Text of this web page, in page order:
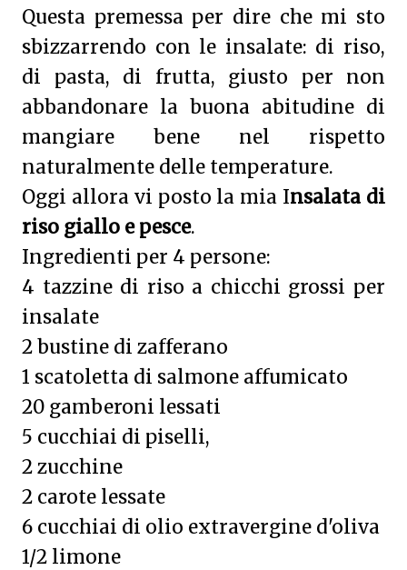
Questa premessa per dire che mi sto
sbizzarrendo con le insalate: di riso,
di pasta, di frutta, giusto per non
abbandonare la buona abitudine di
mangiare bene nel rispetto
naturalmente delle temperature.
Oggi allora vi posto la mia Insalata di
riso giallo e pesce.
Ingredienti per 4 persone:
4 tazzine di riso a chicchi grossi per
insalate
2 bustine di zafferano
1 scatoletta di salmone affumicato
20 gamberoni lessati
5 cucchiai di piselli,
2 zucchine
2 carote lessate
6 cucchiai di olio extravergine d'oliva
1/2 limone